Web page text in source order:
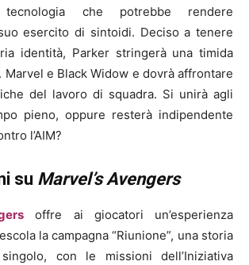
che potrebbe rendere
esercito di sintoidi. Deciso a tenere
identità, Parker stringerà una timida
Marvel e Black Widow e dovrà affrontare
del lavoro di squadra. Si unirà agli
pieno, oppure resterà indipendente
l’AIM?
su Marvel’s Avengers
offre ai giocatori un’esperienza
la campagna “Riunione”, una storia
con le missioni dell’Iniziativa